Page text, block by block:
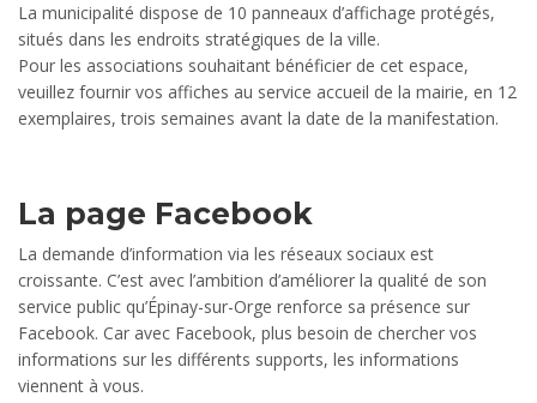
La municipalité dispose de 10 panneaux d’affichage protégés,
situés dans les endroits stratégiques de la ville.
Pour les associations souhaitant bénéficier de cet espace,
veuillez fournir vos affiches au service accueil de la mairie, en 12
exemplaires, trois semaines avant la date de la manifestation.
La page Facebook
La demande d’information via les réseaux sociaux est
croissante. C’est avec l’ambition d’améliorer la qualité de son
service public qu’Épinay-sur-Orge renforce sa présence sur
Facebook. Car avec Facebook, plus besoin de chercher vos
informations sur les différents supports, les informations
viennent à vous.